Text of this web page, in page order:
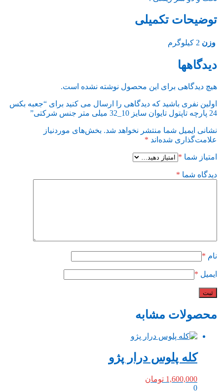
توضیحات تکمیلی
وزن 2 کیلوگرم
دیدگاهها
هیچ دیدگاهی برای این محصول نوشته نشده است.
اولین نفری باشید که دیدگاهی را ارسال می کنید برای “جعبه بکس
24 پارچه تاپتول تایوان سایز 10_32 میلی متر جنس شرکتی”
نشانی ایمیل شما منتشر نخواهد شد. بخش‌های موردنیاز
علامت‌گذاری شده‌اند *
امتیاز شما *
دیدگاه شما *
نام *
ایمیل *
محصولات مشابه
کله پلوس درار پژو
1,600,000 تومان
0